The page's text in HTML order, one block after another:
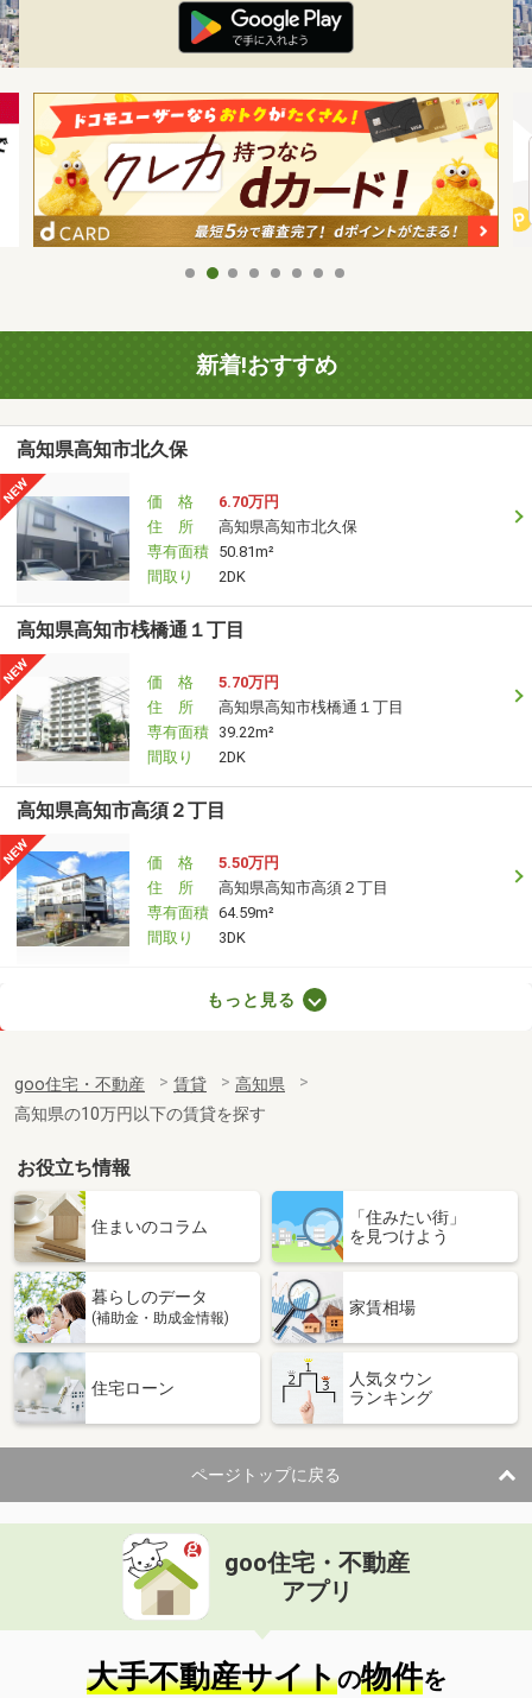
新着!おすすめ
高知県高知市北久保
価 格
6.70万円
住 所
高知県高知市北久保
専有面積 50.81m²
間取り
2DK
高知県高知市桟橋通１丁目
価 格
5.70万円
住 所
高知県高知市桟橋通１丁目
専有面積 39.22m²
間取り
2DK
高知県高知市高須２丁目
価 格
5.50万円
住 所
高知県高知市高須２丁目
専有面積 64.59m²
間取り
3DK
高知県高知市高須２丁目
専有面積
46.34m²
間取り
2DK
高知県高知市鴨部
価 格
6.30万円
高知県高知市鴨部
専有面積 61.16m²
間取り
高知県高知市神田
住 所
高知県高知市神田
専有面積 28.85m²
間取り
2K
高知県高知市高須２丁目
価 格
住 所
高知県高知市高須２丁目
専有面積 66.77m²
間取り
3LDK
もっと見る
goo住宅・不動産 賃貸
高知県
高知県の10万円以下の賃貸を探す
お役立ち情報
住まいのコラム
「住みたい街」
を見つけよう
暮らしのデータ
(補助金・助成金情報)
家賃相場
住宅ローン
人気タウン
ランキング
ページトップに戻る
goo住宅・不動産
アプリ
大手不動産サイトの物件を